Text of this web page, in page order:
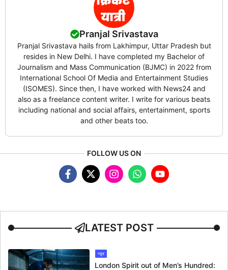
Pranjal Srivastava
Pranjal Srivastava hails from Lakhimpur, Uttar Pradesh but
resides in New Delhi. I have completed my Bachelor of
Journalism and Mass Communication (BJMC) in 2022 from
International School Of Media and Entertainment Studies
(ISOMES). Since then, I have worked with News24 and
also as a freelance content writer. I write for various beats
including national and social affairs, entertainment, sports
and other beats too.
FOLLOW US ON
LATEST POST
न्यूज
London Spirit out of Men’s Hundred: